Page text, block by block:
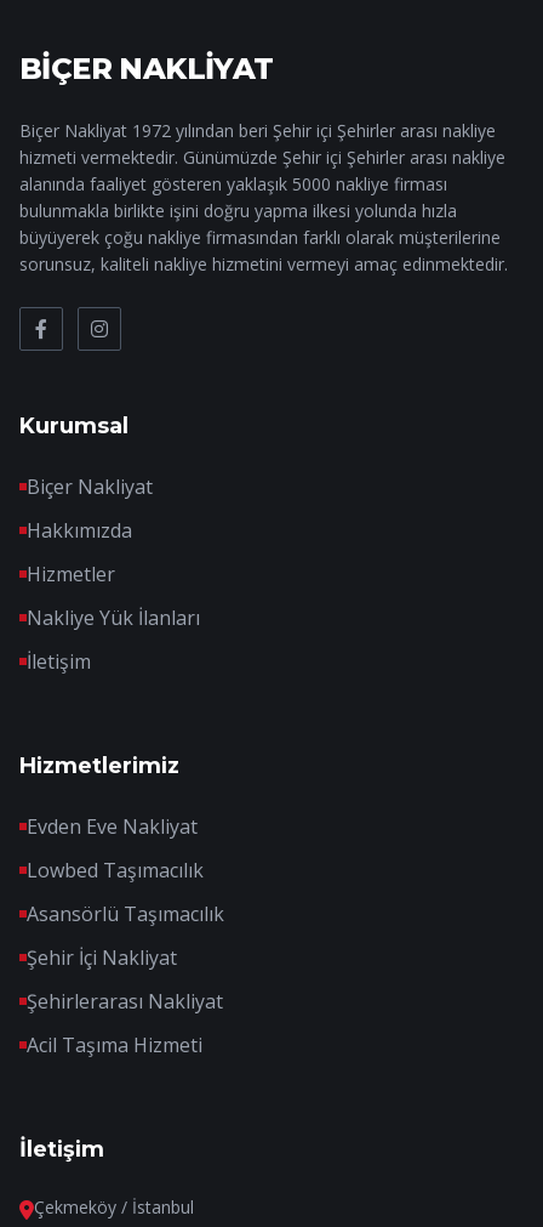
BİÇER NAKLİYAT
Biçer Nakliyat 1972 yılından beri Şehir içi Şehirler arası nakliye
hizmeti vermektedir. Günümüzde Şehir içi Şehirler arası nakliye
alanında faaliyet gösteren yaklaşık 5000 nakliye firması
bulunmakla birlikte işini doğru yapma ilkesi yolunda hızla
büyüyerek çoğu nakliye firmasından farklı olarak müşterilerine
sorunsuz, kaliteli nakliye hizmetini vermeyi amaç edinmektedir.
Kurumsal
Biçer Nakliyat
Hakkımızda
Hizmetler
Nakliye Yük İlanları
İletişim
Hizmetlerimiz
Evden Eve Nakliyat
Lowbed Taşımacılık
Asansörlü Taşımacılık
Şehir İçi Nakliyat
Şehirlerarası Nakliyat
Acil Taşıma Hizmeti
İletişim
Çekmeköy / İstanbul